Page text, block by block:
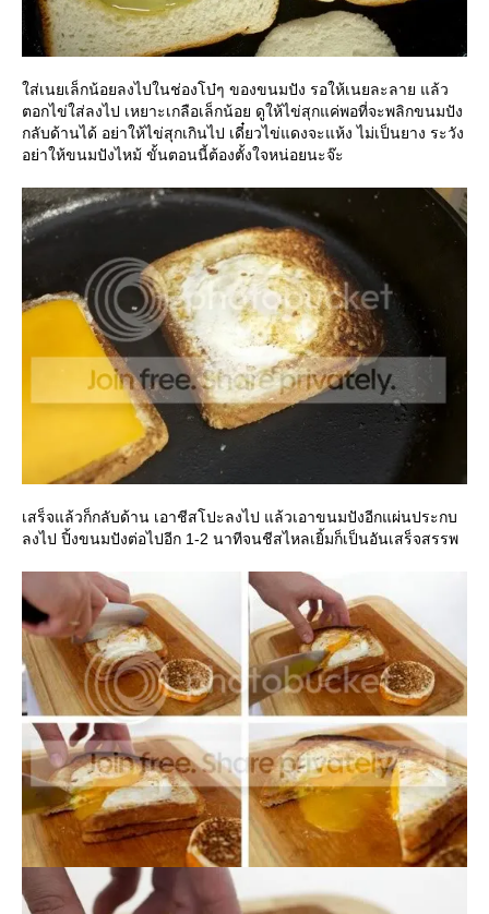
ส่เนยเล็กน้อยลงไปในช่องโบ๋ๆ ของขนมปัง รอให้เนยละลาย แล้ว
ตอกไข่ใส่ลงไป เหยาะเกลือเล็กน้อย ดูให้ไข่สุกแค่พอที่จะพลิกขนมปัง
กลับด้านได้ อย่าให้ไข่สุกเกินไป เดี๋ยวไข่แดงจะแห้ง ไม่เป็นยาง ระวัง
อย่าให้ขนมปังไหม้ ขั้นตอนนี้ต้องตั้งใจหน่อยนะจ๊ะ
เสร็จแล้วก็กลับด้าน เอาชีสโปะลงไป แล้วเอาขนมปังอีกแผ่นประกบ
ลงไป ปิ้งขนมปังต่อไปอีก 1-2 นาทีจนชีสไหลเยิ้มก็เป็นอันเสร็จสรรพ